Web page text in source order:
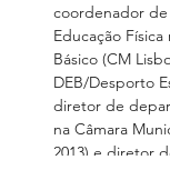
coordenador
Educação
Básico (CM
DEB/Desporto
diretor de
na Câmara
2013) e diretor